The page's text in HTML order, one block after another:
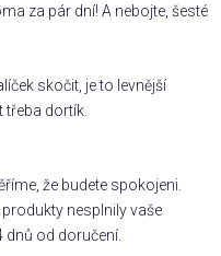
za pár dní! A nebojte, šesté
skočit, je to levnější
třeba dortík.
že budete spokojeni.
nesplnily vaše
od doručení.